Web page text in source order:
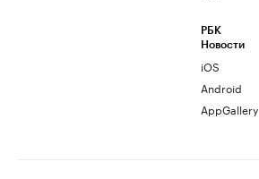
РБК
Новости
iOS
Android
AppGallery